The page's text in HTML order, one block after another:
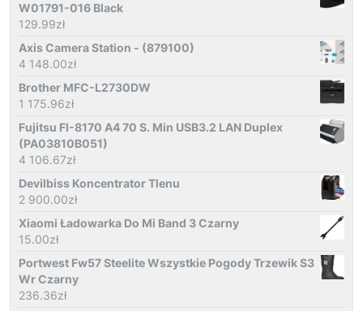
W01791-016 Black
129.99zł
Axis Camera Station - (879100)
4 148.00zł
Brother MFC-L2730DW
1 175.96zł
Fujitsu FI-8170 A4 70 S. Min USB3.2 LAN Duplex
(PA03810B051)
4 106.67zł
Devilbiss Koncentrator Tlenu
2 900.00zł
Xiaomi Ładowarka Do Mi Band 3 Czarny
15.00zł
Portwest Fw57 Steelite Wszystkie Pogody Trzewik S3
Wr Czarny
236.36zł